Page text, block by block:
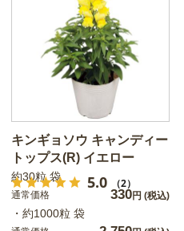
キンギョソウ キャンディー
トップス(R) イエロー
5.0 （2）
約30粒 袋
通常価格 330円 (税込)
・約1000粒 袋